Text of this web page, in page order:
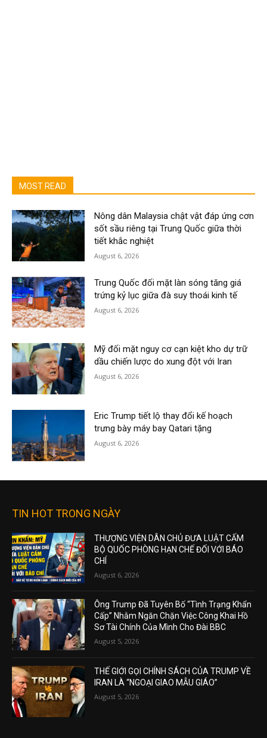
MOST READ
Nông dân Malaysia chật vật đáp ứng cơn
sốt sầu riêng tại Trung Quốc giữa thời
tiết khắc nghiệt
August 6, 2026
Trung Quốc đối mặt làn sóng tăng giá
trứng kỷ lục giữa đà suy thoái kinh tế
August 6, 2026
Mỹ đối mặt nguy cơ cạn kiệt kho dự trữ
dầu chiến lược do xung đột với Iran
August 6, 2026
Eric Trump tiết lộ thay đổi kế hoạch
trưng bày máy bay Qatari tặng
August 6, 2026
TIN HOT TRONG NGÀY
THƯỢNG VIỆN DÂN CHỦ ĐƯA LUẬT CẤM
BỘ QUỐC PHÒNG HẠN CHẾ ĐỐI VỚI BÁO
CHÍ
August 6, 2026
Ông Trump Đã Tuyên Bố “Tình Trạng Khẩn
Cấp” Nhằm Ngăn Chặn Việc Công Khai Hồ
Sơ Tài Chính Của Mình Cho Đài BBC
August 5, 2026
THẾ GIỚI GỌI CHÍNH SÁCH CỦA TRUMP VỀ
IRAN LÀ “NGOẠI GIAO MẪU GIÁO”
August 5, 2026